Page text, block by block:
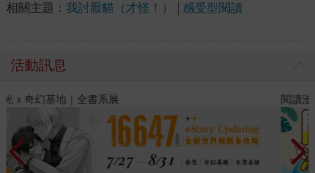
相關主題： 我討厭貓（才怪！） 感受型閱讀
活動訊息
閱讀漫遊錄-2026上半年暢銷榜 飢